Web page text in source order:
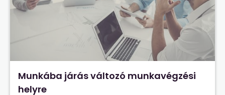
Munkába járás változó munkavégzési
helyre